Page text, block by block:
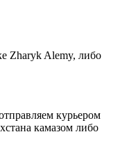
Zharyk Alemy, либо
курьером
камазом либо